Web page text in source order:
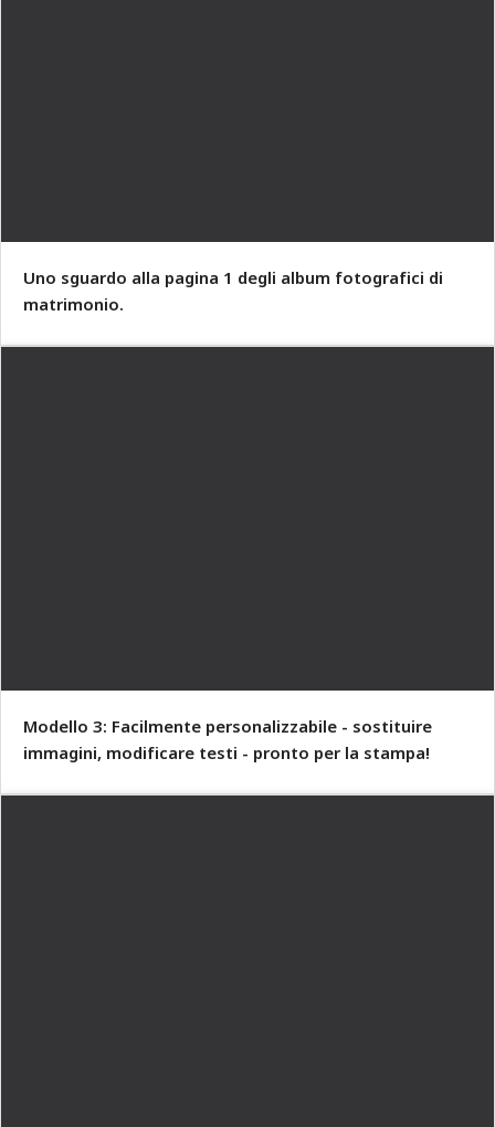
Uno sguardo alla pagina 1 degli album fotografici di
matrimonio.
Modello 3: Facilmente personalizzabile - sostituire
immagini, modificare testi - pronto per la stampa!